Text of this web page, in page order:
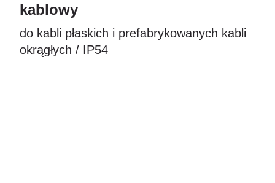
kablowy
do kabli płaskich i prefabrykowanych kabli
okrągłych / IP54